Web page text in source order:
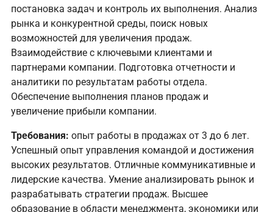
постановка задач и контроль их выполнения. Анализ
рынка и конкурентной среды, поиск новых
возможностей для увеличения продаж.
Взаимодействие с ключевыми клиентами и
партнерами компании. Подготовка отчетности и
аналитики по результатам работы отдела.
Обеспечение выполнения планов продаж и
увеличение прибыли компании.
Требования: опыт работы в продажах от 3 до 6 лет.
Успешный опыт управления командой и достижения
высоких результатов. Отличные коммуникативные и
лидерские качества. Умение анализировать рынок и
разрабатывать стратегии продаж. Высшее
образование в области менеджмента, экономики или